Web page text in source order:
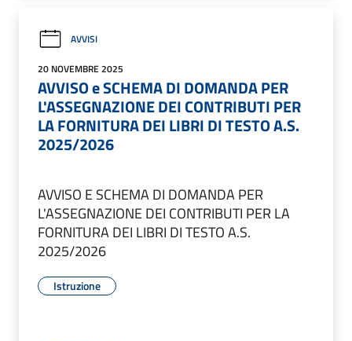
AVVISI
20 NOVEMBRE 2025
AVVISO e SCHEMA DI DOMANDA PER
L'ASSEGNAZIONE DEI CONTRIBUTI PER
LA FORNITURA DEI LIBRI DI TESTO A.S.
2025/2026
AVVISO E SCHEMA DI DOMANDA PER
L'ASSEGNAZIONE DEI CONTRIBUTI PER LA
FORNITURA DEI LIBRI DI TESTO A.S.
2025/2026
Istruzione